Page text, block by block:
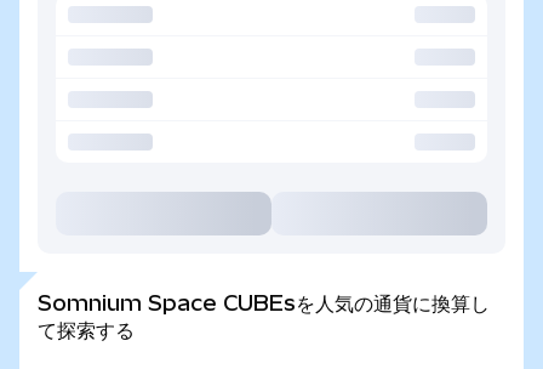
Somnium Space CUBEsを人気の通貨に換算し
て探索する